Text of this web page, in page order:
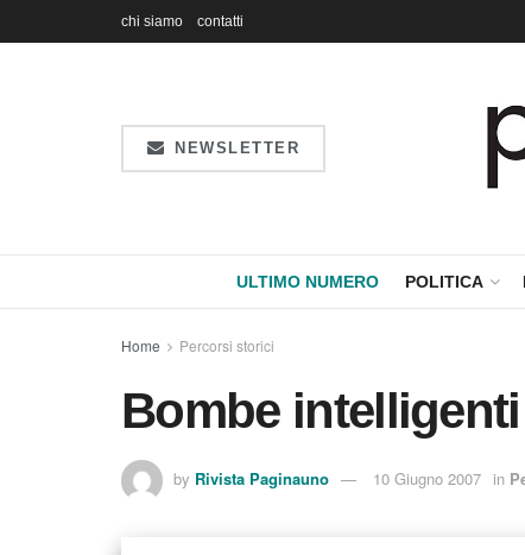
chi siamo contatti
NEWSLETTER
ULTIMO NUMERO POLITICA
Home Percorsi storici
Bombe intelligenti
by Rivista Paginauno 10 Giugno 2007 in